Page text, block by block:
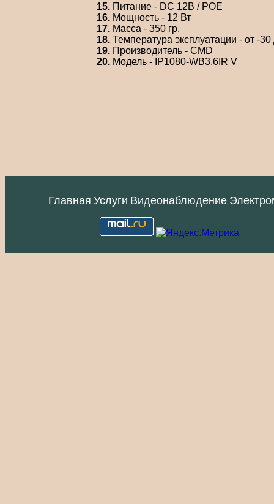
15. Питание - DC 12В / POE
16. Мощность - 12 Вт
17. Масса - 350 гр.
18. Температура эксплуатации - от -30
19. Производитель - CMD
20. Модель - IP1080-WB3,6IR V
Главная Услуги Видеонаблюдение